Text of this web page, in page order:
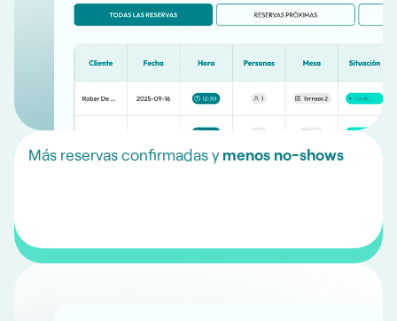
Más reservas confirmadas ymenos no-shows